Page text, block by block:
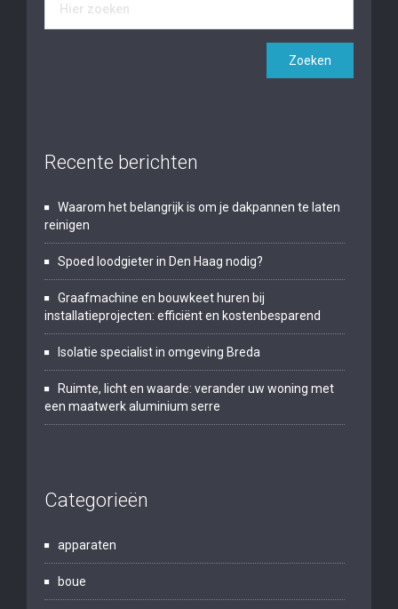
Recente berichten
Waarom het belangrijk is om je dakpannen te laten
reinigen
Spoed loodgieter in Den Haag nodig?
Graafmachine en bouwkeet huren bij
installatieprojecten: efficiënt en kostenbesparend
Isolatie specialist in omgeving Breda
Ruimte, licht en waarde: verander uw woning met
een maatwerk aluminium serre
Categorieën
apparaten
boue